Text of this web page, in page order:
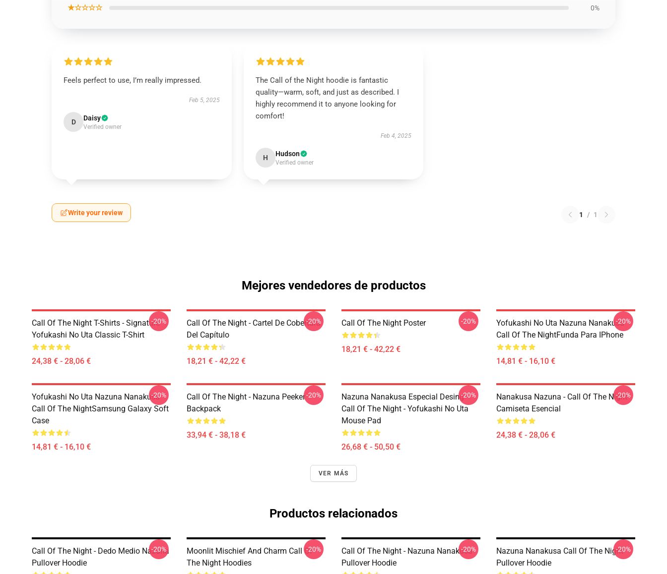
★☆☆☆☆ 0%
Feels perfect to use, I’m really impressed.
Feb 5, 2025
D Daisy
Verified owner
The Call of the Night hoodie is fantastic
quality—warm, soft, and just as described. I
highly recommend it to anyone looking for
comfort!
Feb 4, 2025
H Hudson
Verified owner
Write your review 1 / 1
Mejores vendedores de productos
Call Of The Night T-Shirts - Signature
Yofukashi No Uta Classic T-Shirt
24,38 € - 28,06 €
-20%
Call Of The Night - Cartel De Cobertura
Del Capítulo
18,21 € - 42,22 €
-20% Call Of The Night Poster
18,21 € - 42,22 €
-20%
Yofukashi No Uta Nazuna Nanakusa
Call Of The NightFunda Para IPhone
14,81 € - 16,10 €
-20%
Yofukashi No Uta Nazuna Nanakusa
Call Of The NightSamsung Galaxy Soft
Case
14,81 € - 16,10 €
-20%
Call Of The Night - Nazuna Peeker
Backpack
33,94 € - 38,18 €
-20%
Nazuna Nanakusa Especial Desing -
Call Of The Night - Yofukashi No Uta
Mouse Pad
26,68 € - 50,50 €
-20%
Nanakusa Nazuna - Call Of The Night -
Camiseta Esencial
24,38 € - 28,06 €
-20%
VER MÁS
Productos relacionados
Call Of The Night - Dedo Medio Nazuna
Pullover Hoodie
-20%
Moonlit Mischief And Charm Call Of
The Night Hoodies
-20%
Call Of The Night - Nazuna Nanakusa
Pullover Hoodie
-20%
Nazuna Nanakusa Call Of The Night
Pullover Hoodie
-20%